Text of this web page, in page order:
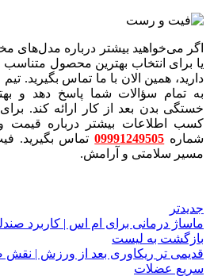
اگر می‌خواهید بیشتر درباره مدل‌های
یا برای انتخاب بهترین محصول متناسب
دارید، همین الان با ما تماس بگیرید.
به تمام سؤالات شما پاسخ دهد و
خستگی بدن بعد از کار ارائه کند.
کسب اطلاعات بیشتر درباره قیمت
شماره 09991249505تماس بگیرید.
مسیر سلامتی و آرامش.
جدیدتر
ماساژ درمانی برای ام اس | کاربرد
بازگشت به لیست
قدیمی تر ریکاوری بعد از ورزش | نقش
سریع عضلات